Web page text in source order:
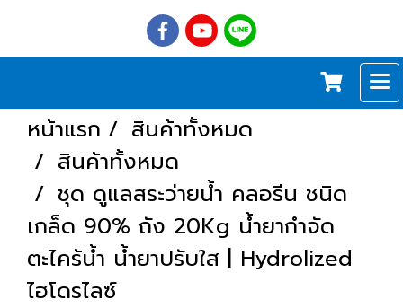
หน้าแรก
สินค้าทั้งหมด
สินค้าทั้งหมด
ชุด ดูแลสระว่ายน้ำ คลอรีน ชนิด
เกล็ด 90% ถัง 20Kg น้ำยากำจัด
ตะไคร้น้ำ น้ำยาปรับใส | Hydrolized
ไฮโดรไลซ์